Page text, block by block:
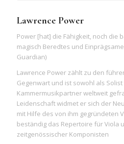
Lawrence Power
Power [hat] die Fähigkeit, noch die
magisch Beredtes und
Guardian)
Lawrence Power zählt zu den
Gegenwart und ist sowohl als
Kammermusikpartner weltweit
Leidenschaft widmet er sich der
mit Hilfe des von ihm gegründeten
beständig das Repertoire für Viola
zeitgenössischer Komponisten